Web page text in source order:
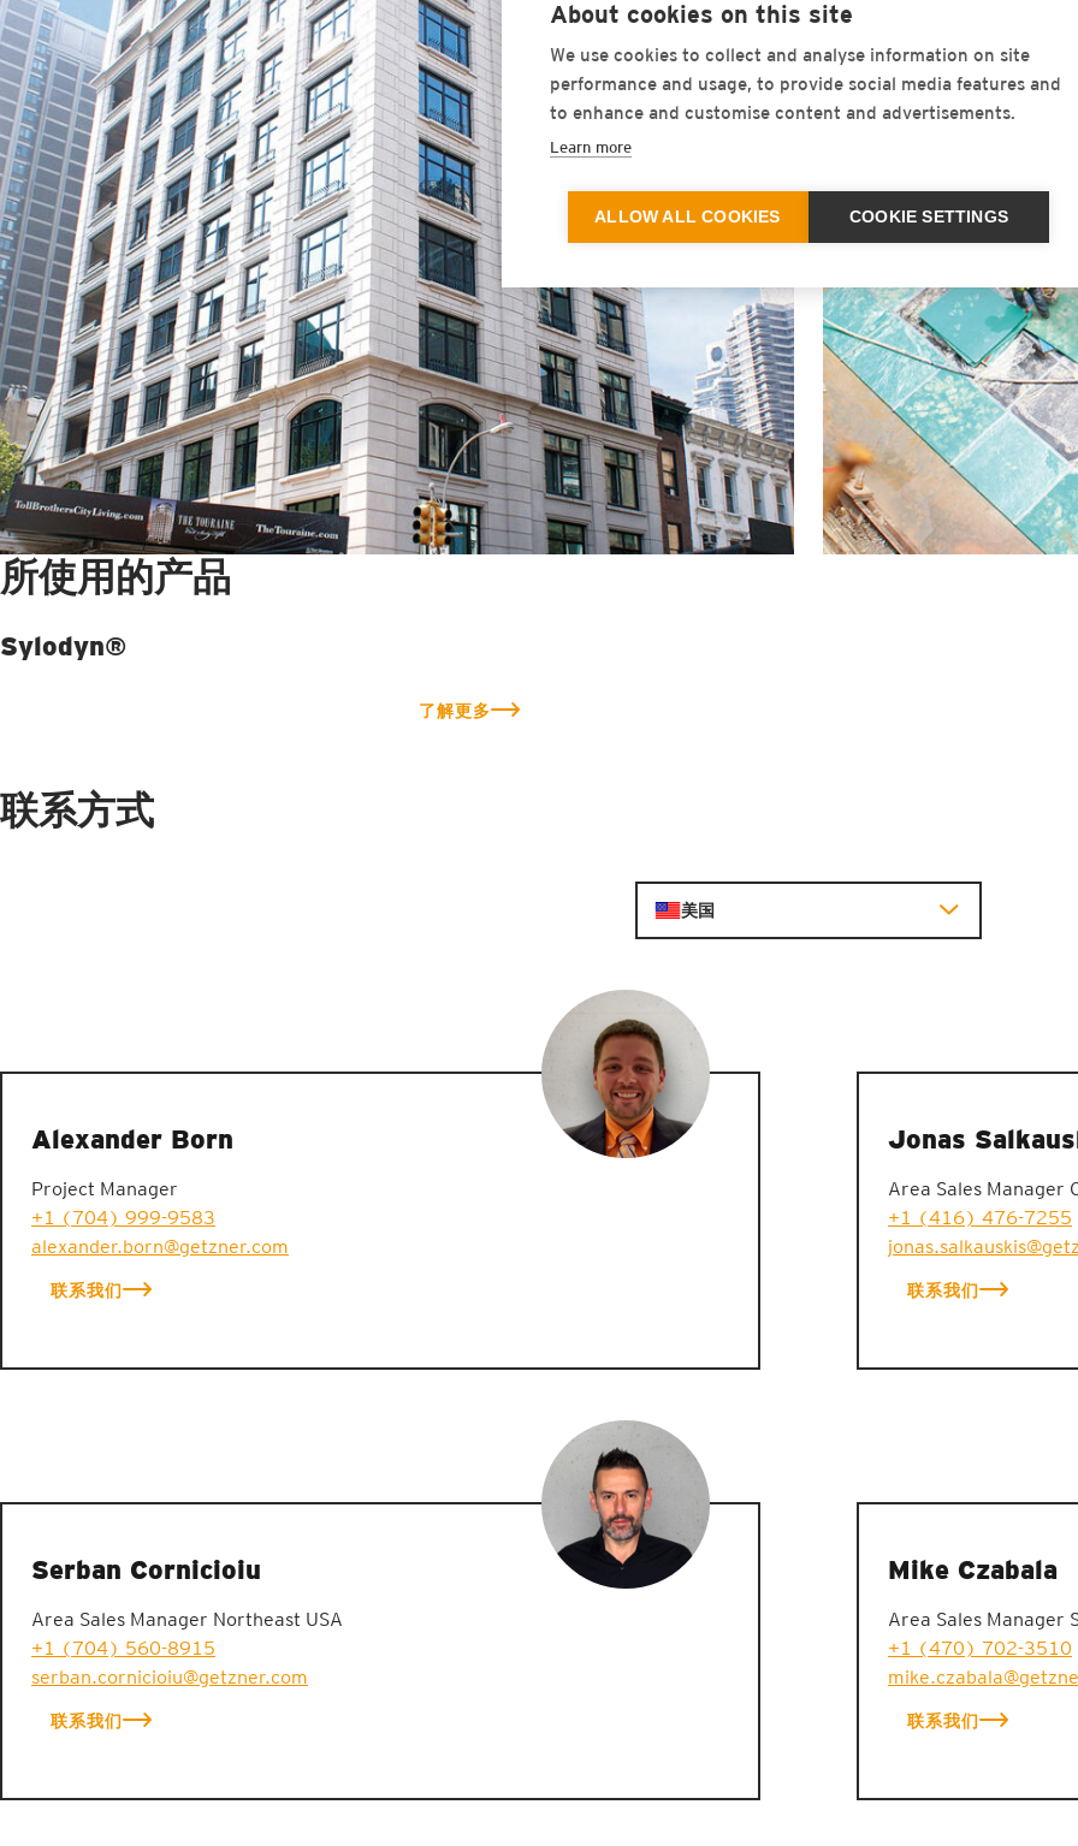
所使用的产品
Sylodyn®
了解更多
联系方式
美国
Alexander Born
Project Manager
+1 (704) 999-9583
alexander.born@getzner.com
联系我们
Jonas
Area Sales Manager
+1 (416) 476-7255
联系我们
Serban Cornicioiu
Area Sales Manager Northeast USA
+1 (704) 560-8915
serban.cornicioiu@getzner.com
联系我们
Mike Czabala
Area Sales Manager
+1 (470) 702-3510
联系我们
About cookies on this site
We use cookies to collect and analyse information on site
performance and usage, to provide social media features and
to enhance and customise content and advertisements.
Learn more
ALLOW ALL COOKIES COOKIE SETTINGS